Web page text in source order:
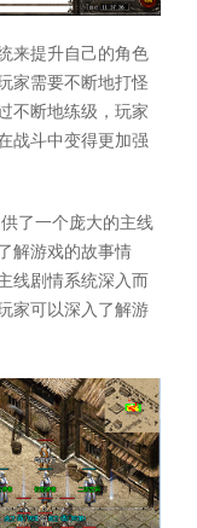
来提升自己的角色
家需要不断地打怪
不断地练级，玩家
战斗中变得更加强
了一个庞大的主线
解游戏的故事情
线剧情系统深入而
家可以深入了解游